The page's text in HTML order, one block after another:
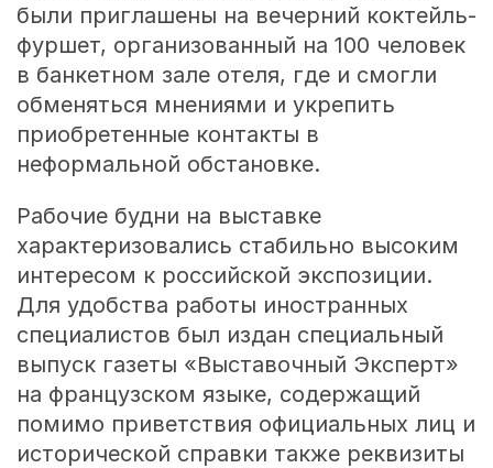
были приглашены на вечерний коктейль-
фуршет, организованный на 100 человек
в банкетном зале отеля, где и смогли
обменяться мнениями и укрепить
приобретенные контакты в
неформальной обстановке.
Рабочие будни на выставке
характеризовались стабильно высоким
интересом к российской экспозиции.
Для удобства работы иностранных
специалистов был издан специальный
выпуск газеты «Выставочный Эксперт»
на французском языке, содержащий
помимо приветствия официальных лиц и
исторической справки также реквизиты